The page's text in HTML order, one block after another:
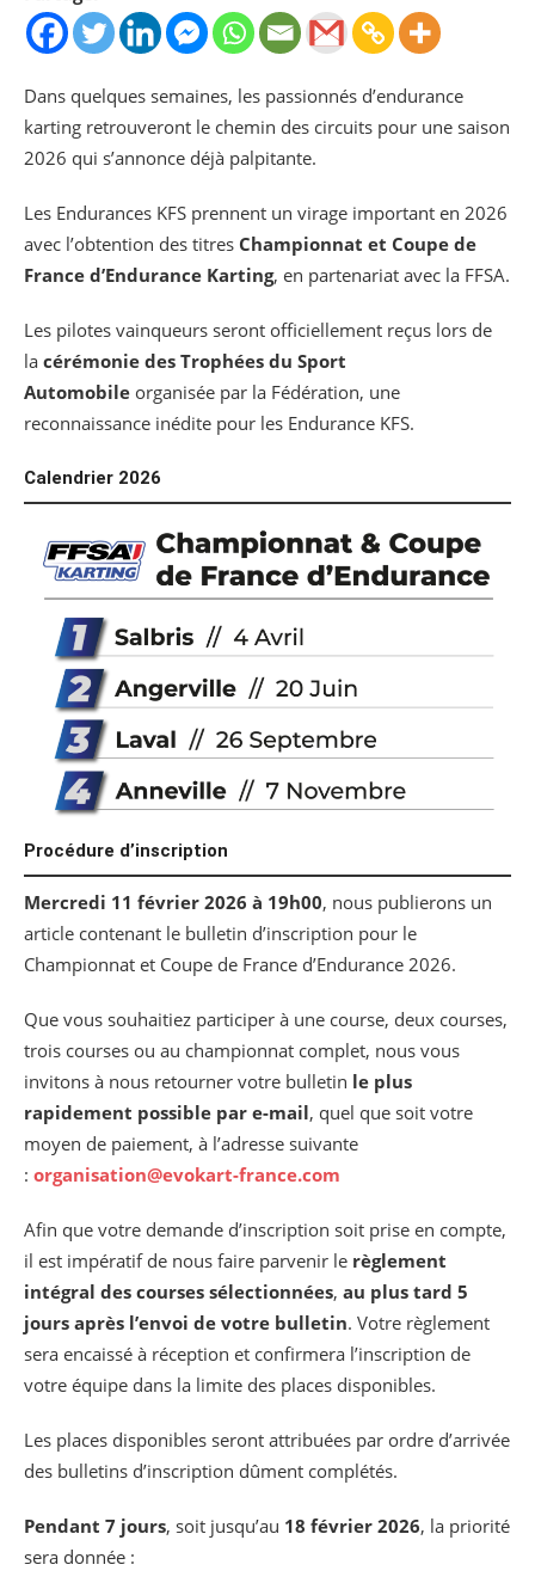
Dans quelques semaines, les passionnés d’endurance
karting retrouveront le chemin des circuits pour une saison
2026 qui s’annonce déjà palpitante.
Les Endurances KFS prennent un virage important en 2026
avec l’obtention des titres Championnat et Coupe de
France d’Endurance Karting, en partenariat avec la FFSA.
Les pilotes vainqueurs seront officiellement reçus lors de
la cérémonie des Trophées du Sport
Automobile organisée par la Fédération, une
reconnaissance inédite pour les Endurance KFS.
Calendrier 2026
Procédure d’inscription
Mercredi 11 février 2026 à 19h00, nous publierons un
article contenant le bulletin d’inscription pour le
Championnat et Coupe de France d’Endurance 2026.
Que vous souhaitiez participer à une course, deux courses,
trois courses ou au championnat complet, nous vous
invitons à nous retourner votre bulletin le plus
rapidement possible par e-mail, quel que soit votre
moyen de paiement, à l’adresse suivante
: organisation@evokart-france.com
Afin que votre demande d’inscription soit prise en compte,
il est impératif de nous faire parvenir le règlement
intégral des courses sélectionnées, au plus tard 5
jours après l’envoi de votre bulletin. Votre règlement
sera encaissé à réception et confirmera l’inscription de
votre équipe dans la limite des places disponibles.
Les places disponibles seront attribuées par ordre d’arrivée
des bulletins d’inscription dûment complétés.
Pendant 7 jours, soit jusqu’au 18 février 2026, la priorité
sera donnée :